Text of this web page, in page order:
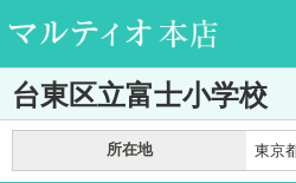
台東区立富士小学校
所在地 東京